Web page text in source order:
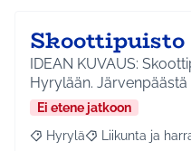
Skoottipuisto
IDEAN KUVAUS:
Hyrylään.
Ei etene jatkoon
Rajaa tulokset aihepiirin
Hyrylä Rajaa tulokset
Liikunta ja